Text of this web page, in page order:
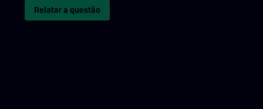
Relatar a questão